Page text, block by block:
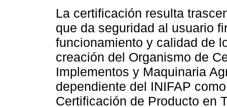
La certificación resulta
que da seguridad al usuario
funcionamiento y calidad de
creación del Organismo de
Implementos y Maquinaria
dependiente del INIFAP
Certificación de Producto en